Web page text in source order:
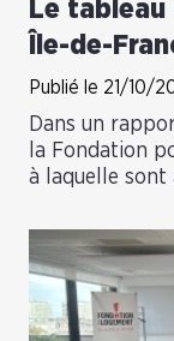
Le
Île-de-
Publié le 21/10/
Dans un
la Fondation
à laquelle sont